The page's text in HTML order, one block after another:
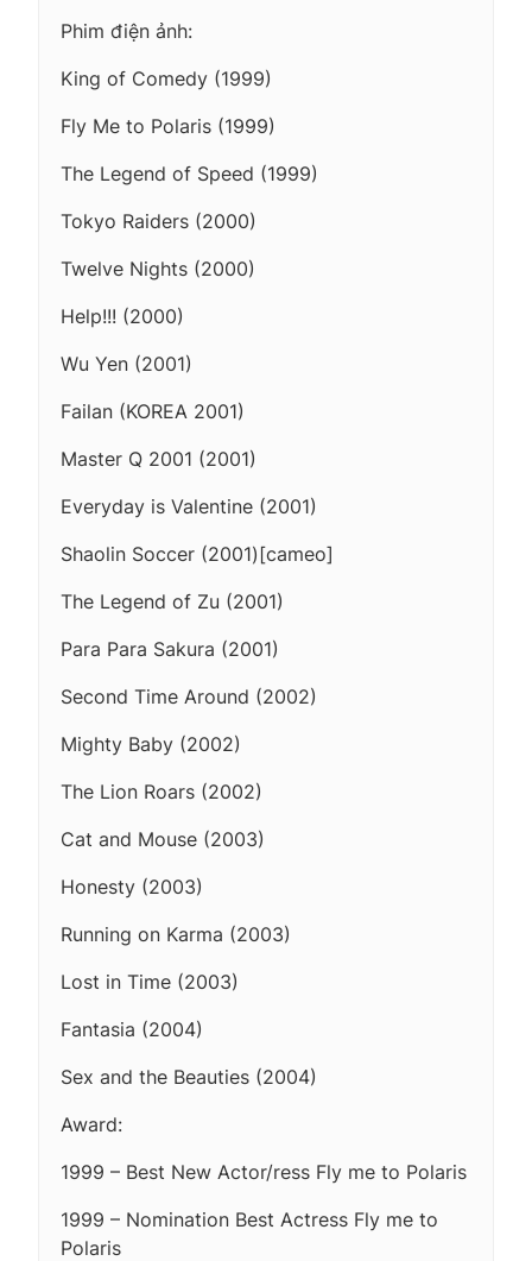
Phim điện ảnh:
King of Comedy (1999)
Fly Me to Polaris (1999)
The Legend of Speed (1999)
Tokyo Raiders (2000)
Twelve Nights (2000)
Help!!! (2000)
Wu Yen (2001)
Failan (KOREA 2001)
Master Q 2001 (2001)
Everyday is Valentine (2001)
Shaolin Soccer (2001)[cameo]
The Legend of Zu (2001)
Para Para Sakura (2001)
Second Time Around (2002)
Mighty Baby (2002)
The Lion Roars (2002)
Cat and Mouse (2003)
Honesty (2003)
Running on Karma (2003)
Lost in Time (2003)
Fantasia (2004)
Sex and the Beauties (2004)
Award:
1999 – Best New Actor/ress Fly me to Polaris
1999 – Nomination Best Actress Fly me to
Polaris